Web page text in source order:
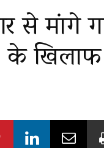
से मांगे